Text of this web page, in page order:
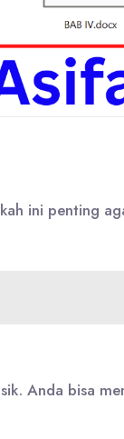
ini penting
Anda bisa